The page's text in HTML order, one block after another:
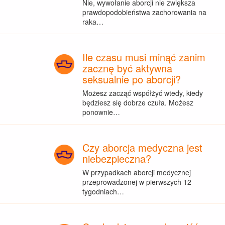
Nie, wywołanie aborcji nie zwiększa
prawdopodobieństwa zachorowania na
raka…
Ile czasu musi minąć zanim
zacznę być aktywna
seksualnie po aborcji?
Możesz zacząć współżyć wtedy, kiedy
będziesz się dobrze czuła. Możesz
ponownie…
Czy aborcja medyczna jest
niebezpieczna?
W przypadkach aborcji medycznej
przeprowadzonej w pierwszych 12
tygodniach…